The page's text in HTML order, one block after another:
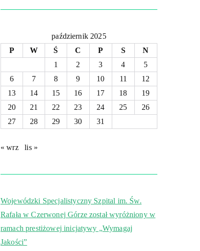
październik 2025
P
W Ś C P S
N
1
2 3 4
5
6
7 8 9 10 11
12
13
14 15 16 17 18
19
20
21 22 23 24 25
26
27
28 29 30 31
« wrz lis »
Wojewódzki Specjalistyczny Szpital im. Św.
Rafała w Czerwonej Górze został wyróżniony w
ramach prestiżowej inicjatywy „Wymagaj
Jakości”